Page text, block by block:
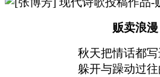
贩卖浪漫
秋天把情话都
躲开与躁动过